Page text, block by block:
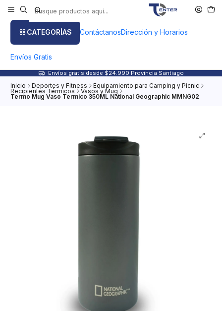
CATEGORÍAS ContáctanosDirección y Horarios
Envíos Gratis
Envíos gratis desde $24.990 Provincia Santiago
Inicio Deportes y Fitness Equipamiento para Camping y Picnic
Recipientes Térmicos Vasos y Mug
Termo Mug Vaso Termico 350ML National Geographic MMNG02